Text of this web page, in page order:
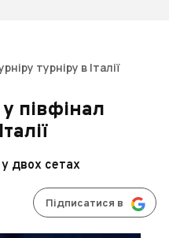
турніру в Італії
півфінал
двох сетах
Підписатися в